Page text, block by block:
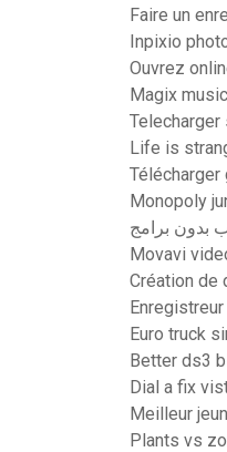
Faire un
Inpixio
Ouvrez
Magix
Telecharger
Life is
Monopoly
بدون برامج
Movavi
Création de
Euro truck
Better ds3
Dial a fix
Meilleur
Plants vs